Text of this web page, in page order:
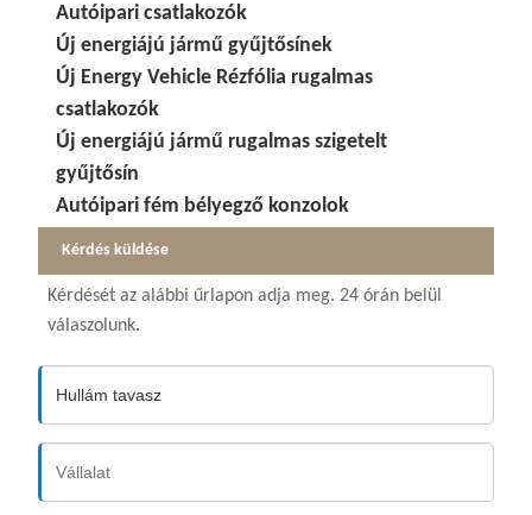
Autóipari csatlakozók
Új energiájú jármű gyűjtősínek
Új Energy Vehicle Rézfólia rugalmas
csatlakozók
Új energiájú jármű rugalmas szigetelt
gyűjtősín
Autóipari fém bélyegző konzolok
Kérdés küldése
Kérdését az alábbi űrlapon adja meg. 24 órán belül
válaszolunk.